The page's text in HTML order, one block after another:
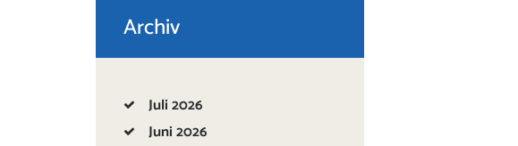
Archiv
Juli2026
Juni2026